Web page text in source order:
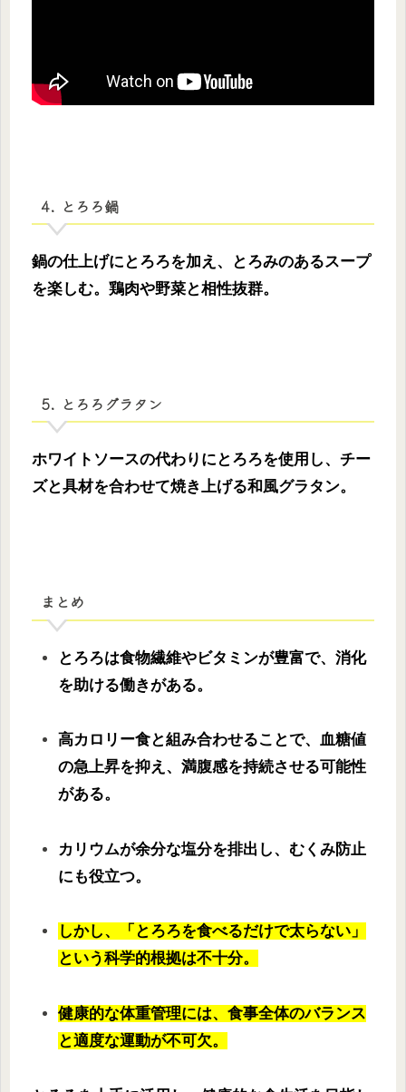
4. とろろ鍋
鍋の仕上げにとろろを加え、とろみのあるスープ
を楽しむ。鶏肉や野菜と相性抜群。
5. とろろグラタン
ホワイトソースの代わりにとろろを使用し、チー
ズと具材を合わせて焼き上げる和風グラタン。
まとめ
とろろは食物繊維やビタミンが豊富で、消化
を助ける働きがある。
高カロリー食と組み合わせることで、血糖値
の急上昇を抑え、満腹感を持続させる可能性
がある。
カリウムが余分な塩分を排出し、むくみ防止
にも役立つ。
しかし、「とろろを食べるだけで太らない」
という科学的根拠は不十分。
健康的な体重管理には、食事全体のバランス
と適度な運動が不可欠。